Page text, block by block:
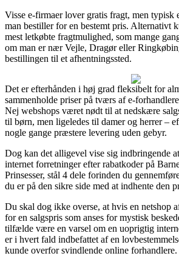
Visse e-firmaer lover gratis fragt, men typisk
man bestiller for en bestemt pris. Alternativt
mest letkøbte fragtmulighed, som mange
om man er nær Vejle, Dragør eller
bestillingen til et afhentningssted.
Det er efterhånden i høj grad fleksibelt for
sammenholde priser på tværs af e-
Nej webshops været nødt til at nedskære
til børn, men ligeledes til damer og herrer –
nogle gange præstere levering uden gebyr.
Dog kan det alligevel vise sig indbringende
internet forretninger efter rabatkoder på
Prinsesser, stål 4 dele forinden du
du er på den sikre side med at indhente den
Du skal dog ikke overse, at hvis en netshop
for en salgspris som anses for mystisk
tilfælde være en varsel om en uoprigtig
er i hvert fald indbefattet af en
kunde overfor svindlende online forhandlere.